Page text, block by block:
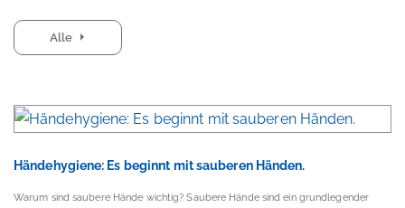
Alle
Händehygiene: Es beginnt mit sauberen Händen.
Warum sind saubere Hände wichtig? Saubere Hände sind ein grundlegender